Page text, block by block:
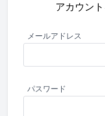
アカウン
メールアドレス
パスワード